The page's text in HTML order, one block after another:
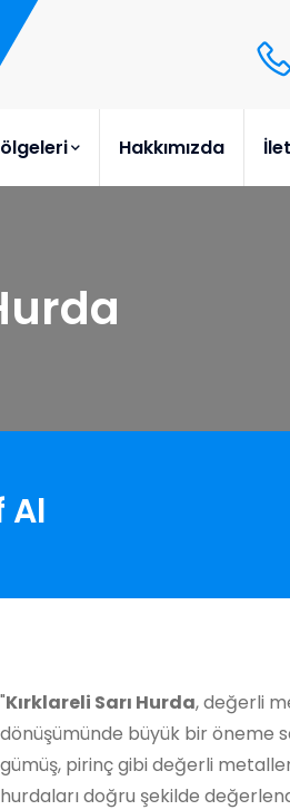
Hakkımızda
Al
"Kırklareli Sarı Hurda, değerli
dönüşümünde büyük bir öneme
gümüş, pirinç gibi değerli
hurdaları doğru şekilde